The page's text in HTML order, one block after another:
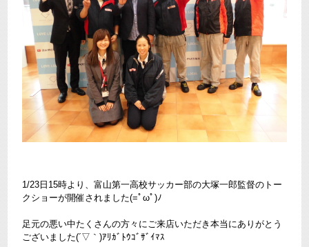
1/23日15時より、富山第一高校サッカー部の大塚一郎監督のトー
クショーが開催されました(=ﾟωﾟ)ﾉ
足元の悪い中たくさんの方々にご来店いただき本当にありがとう
ございました(´▽｀)ｱﾘｶﾞﾄｳｺﾞｻﾞｲﾏｽ